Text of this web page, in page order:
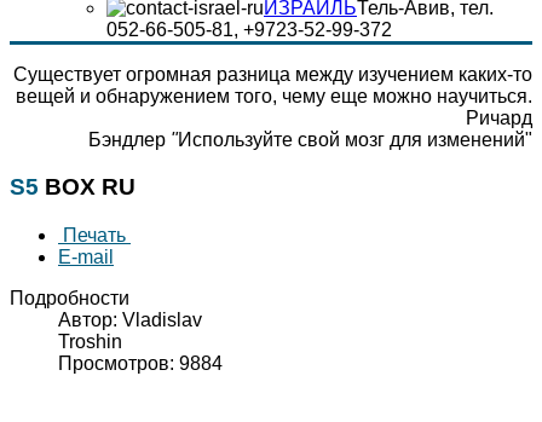
ИЗРАИЛЬТель-Авив, тел.
052-66-505-81, +9723-52-99-372
Существует огромная разница между изучением каких-то
вещей и обнаружением того, чему еще можно научиться.
Ричард
Бэндлер "Используйте свой мозг для изменений"
S5 BOX RU
Печать
E-mail
Подробности
Автор: Vladislav
Troshin
Просмотров: 9884